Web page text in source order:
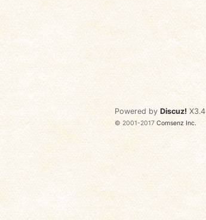
Powered by Discuz! X3.4
© 2001-2017Comsenz Inc.